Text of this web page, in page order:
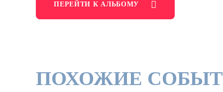
ПЕРЕЙТИ К АЛЬБОМУ
ПОХОЖИЕ